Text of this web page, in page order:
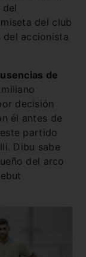
del
del club
del accionista
de
decisión
él antes de
partido
Dibu sabe
del arco